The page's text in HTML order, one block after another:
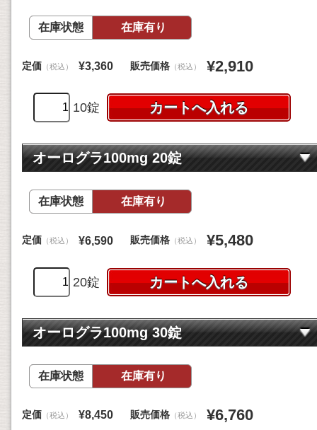
在庫状態 在庫有り
定価 （税込） ¥3,360 販売価格 （税込） ¥2,910
10錠
オーログラ100mg 20錠
在庫状態 在庫有り
定価 （税込） ¥6,590 販売価格 （税込） ¥5,480
20錠
オーログラ100mg 30錠
在庫状態 在庫有り
定価 （税込） ¥8,450 販売価格 （税込） ¥6,760